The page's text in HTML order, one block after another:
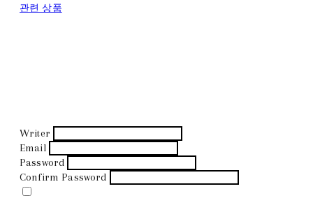
관련 상품
Writer
Email
Password
Confirm Password